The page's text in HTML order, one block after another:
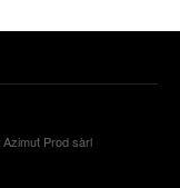
Azimut Prod sàrl